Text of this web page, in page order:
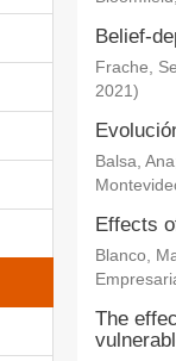
Belief-
Frache,
2021)
Balsa, Ana
Effects
Blanco,
The